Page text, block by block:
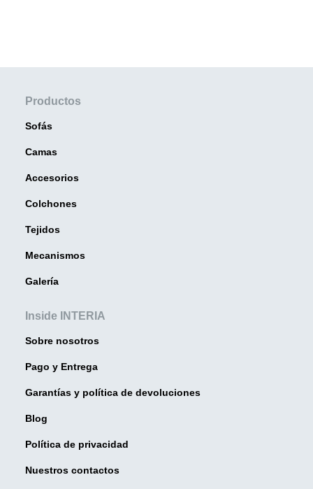
Productos
Sofás
Camas
Accesorios
Colchones
Tejidos
Mecanismos
Galería
Inside INTERIA
Sobre nosotros
Pago y Entrega
Garantías y política de devoluciones
Blog
Política de privacidad
Nuestros contactos